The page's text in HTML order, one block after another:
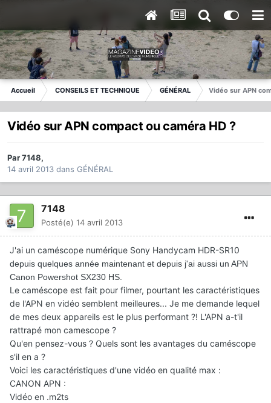
Accueil CONSEILS ET TECHNIQUE GÉNÉRAL Vidéo sur APN
Vidéo sur APN compact ou caméra HD ?
Par7148,
14 avril 2013 dans GÉNÉRAL
7148
Posté(e) 14 avril 2013
J'ai un caméscope numérique Sony Handycam HDR-SR10
depuis quelques année maintenant et depuis j'ai aussi un APN
Canon Powershot SX230 HS.
Le caméscope est fait pour filmer, pourtant les caractéristiques
de l'APN en vidéo semblent meilleures... Je me demande lequel
de mes deux appareils est le plus performant ?! L'APN a-t'il
rattrapé mon camescope ?
Qu'en pensez-vous ? Quels sont les avantages du caméscope
s'il en a ?
Voici les caractéristiques d'une vidéo en qualité max :
CANON APN :
Vidéo en .m2ts